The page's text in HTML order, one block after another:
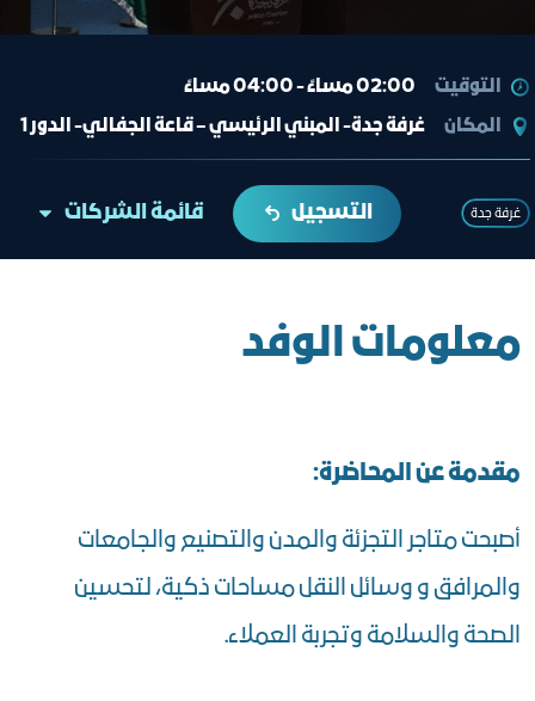
التوقيت
02:00 مساءً - 04:00 مساءً
المكان
غرفة جدة- المبني الرئيسي – قاعة الجفالي- الدور 1
غرفة جدة التسجيل قائمة الشركات
معلومات الوفد
مقدمة عن المحاضرة:
أصبحت متاجر التجزئة والمدن والتصنيع والجامعات
والمرافق و وسائل النقل مساحات ذكية، لتحسين
الصحة والسلامة وتجربة العملاء.